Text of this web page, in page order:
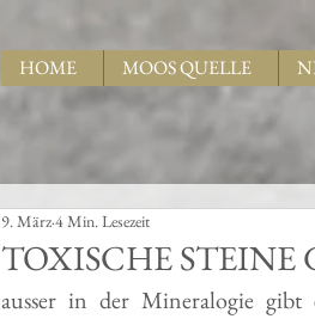
HOME MOOS QUELLE
TOXISCHE STEINE
9. März4 Min. Lesezeit
ausser in der Mineralogie gibt